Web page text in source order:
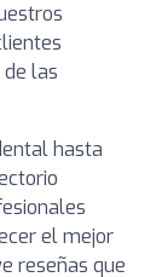
las
hasta
el mejor
reseñas que